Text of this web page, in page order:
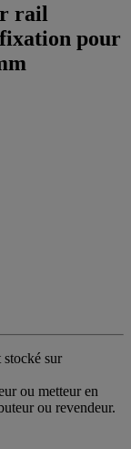
rail
pour
sur
ou metteur en
ou revendeur.